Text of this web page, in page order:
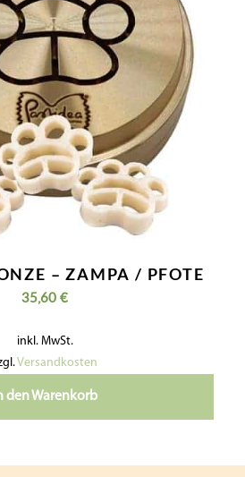
– ZAMPA / PFOTE
35,60 €
inkl. MwSt.
Versandkosten
den Warenkorb